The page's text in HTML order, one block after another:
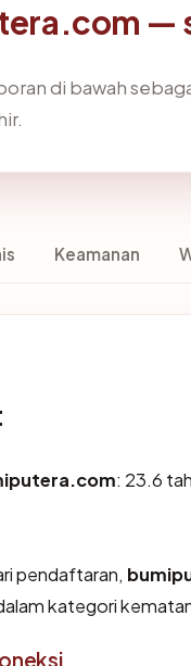
—
di bawah
Keamanan
: 23.6
pendaftaran,
kategori